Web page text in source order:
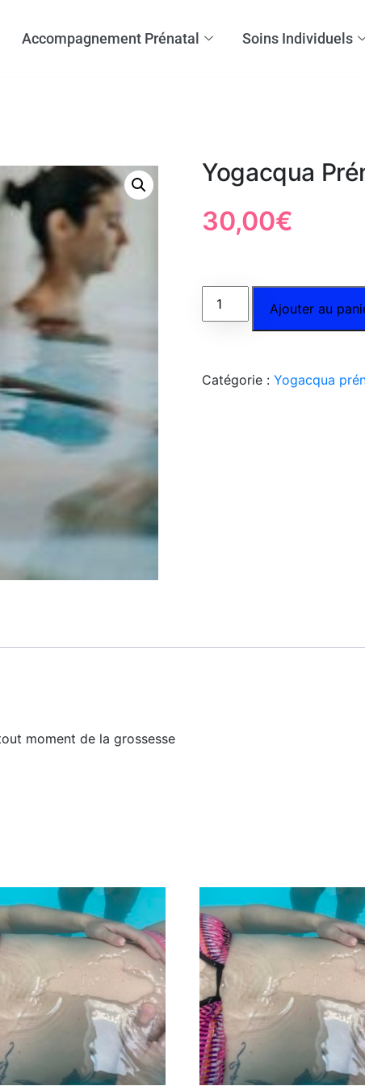
Accompagnement Prénatal Soins Individuels
Yogacqua
30,00€
Ajouter au
Catégorie :Yogacqua
moment de la grossesse